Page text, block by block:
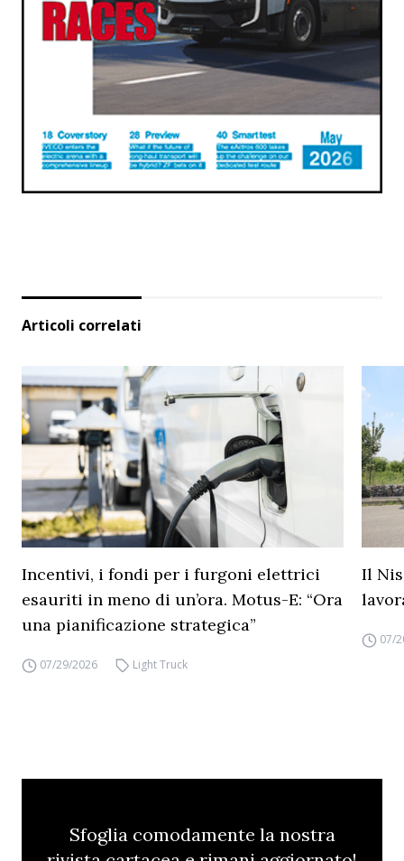
Articoli correlati
Incentivi, i fondi per i furgoni elettrici
esauriti in meno di un’ora. Motus-E: “Ora
una pianificazione strategica”
07/29/2026 Light Truck
Il
07/
Sfoglia comodamente la nostra